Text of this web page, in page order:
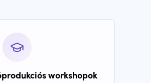
workshopok